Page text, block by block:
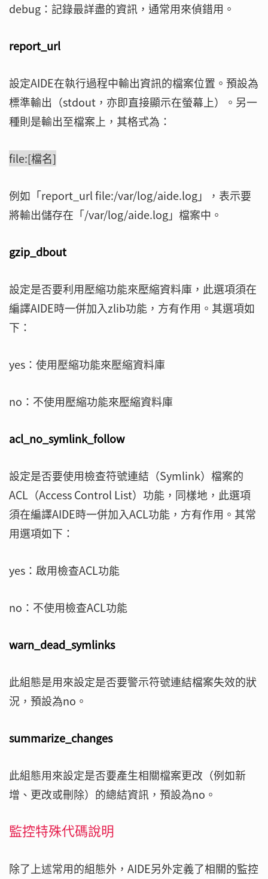
debug：記錄最詳盡的資訊，通常用來偵錯用。
report_url
設定AIDE在執行過程中輸出資訊的檔案位置。預設為
標準輸出（stdout，亦即直接顯示在螢幕上）。另一
種則是輸出至檔案上，其格式為：
file:[檔名]
例如「report_url file:/var/log/aide.log」，表示要
將輸出儲存在「/var/log/aide.log」檔案中。
gzip_dbout
設定是否要利用壓縮功能來壓縮資料庫，此選項須在
編譯AIDE時一併加入zlib功能，方有作用。其選項如
下：
yes：使用壓縮功能來壓縮資料庫
no：不使用壓縮功能來壓縮資料庫
acl_no_symlink_follow
設定是否要使用檢查符號連結（Symlink）檔案的
ACL（Access Control List）功能，同樣地，此選項
須在編譯AIDE時一併加入ACL功能，方有作用。其常
用選項如下：
yes：啟用檢查ACL功能
no：不使用檢查ACL功能
warn_dead_symlinks
此組態是用來設定是否要警示符號連結檔案失效的狀
況，預設為no。
summarize_changes
此組態用來設定是否要產生相關檔案更改（例如新
增、更改或刪除）的總結資訊，預設為no。
監控特殊代碼說明
除了上述常用的組態外，AIDE另外定義了相關的監控